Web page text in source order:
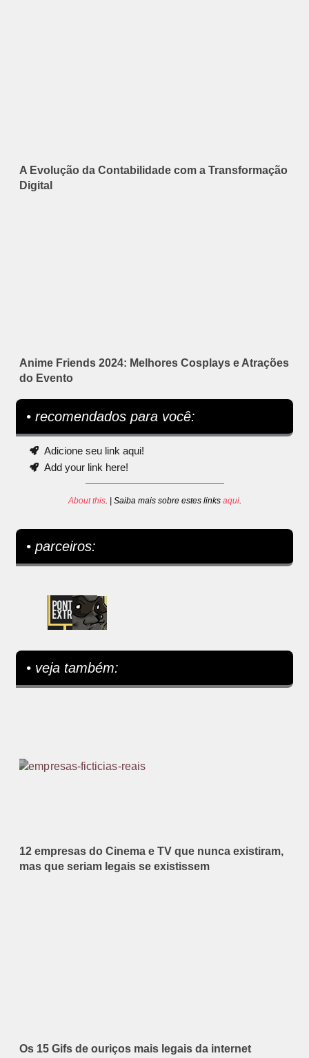
A Evolução da Contabilidade com a Transformação
Digital
Anime Friends 2024: Melhores Cosplays e Atrações
do Evento
• recomendados para você:
Adicione seu link aqui!
Add your link here!
About this. | Saiba mais sobre estes links aqui.
• parceiros:
• veja também:
12 empresas do Cinema e TV que nunca existiram,
mas que seriam legais se existissem
Os 15 Gifs de ouriços mais legais da internet